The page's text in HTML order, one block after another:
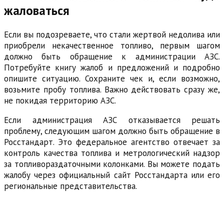
жаловаться
Если вы подозреваете, что стали жертвой недолива или
приобрели некачественное топливо, первым шагом
должно быть обращение к администрации АЗС.
Потребуйте книгу жалоб и предложений и подробно
опишите ситуацию. Сохраните чек и, если возможно,
возьмите пробу топлива. Важно действовать сразу же,
не покидая территорию АЗС.
Если администрация АЗС отказывается решать
проблему, следующим шагом должно быть обращение в
Росстандарт. Это федеральное агентство отвечает за
контроль качества топлива и метрологический надзор
за топливораздаточными колонками. Вы можете подать
жалобу через официальный сайт Росстандарта или его
региональные представительства.